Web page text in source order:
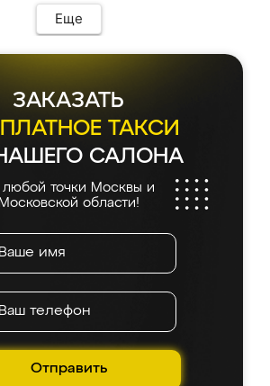
встала на свое место без
Качеством осталась
выглядит так, как и ожидала.
Еще
ЗАКАЗАТЬ
ТАКСИ
САЛОНА
любой точки Москвы и
Московской области!
Отправить